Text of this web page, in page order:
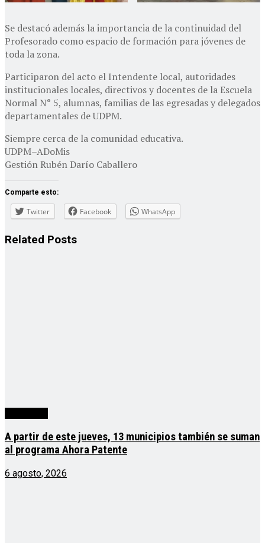
Se destacó además la importancia de la continuidad del
Profesorado como espacio de formación para jóvenes de
toda la zona.
Participaron del acto el Intendente local, autoridades
institucionales locales, directivos y docentes de la Escuela
Normal N° 5, alumnas, familias de las egresadas y delegados
departamentales de UDPM.
Siempre cerca de la comunidad educativa.
UDPM–ADoMis
Gestión Rubén Darío Caballero
Comparte esto:
Twitter Facebook WhatsApp
Related Posts
A partir de este jueves, 13 municipios también se suman
al programa Ahora Patente
6 agosto, 2026